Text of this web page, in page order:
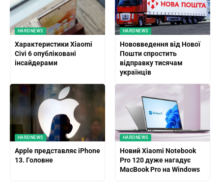
HARDNEWS
Характеристики Xiaomi
Civi 6 опубліковані
інсайдерами
HARDNEWS
Нововведення від Нової
Пошти спростить
відправку тисячам
українців
HARDNEWS
Apple представляє iPhone
13. Головне
HARDNEWS
Новий Xiaomi Notebook
Pro 120 дуже нагадує
MacBook Pro на Windows